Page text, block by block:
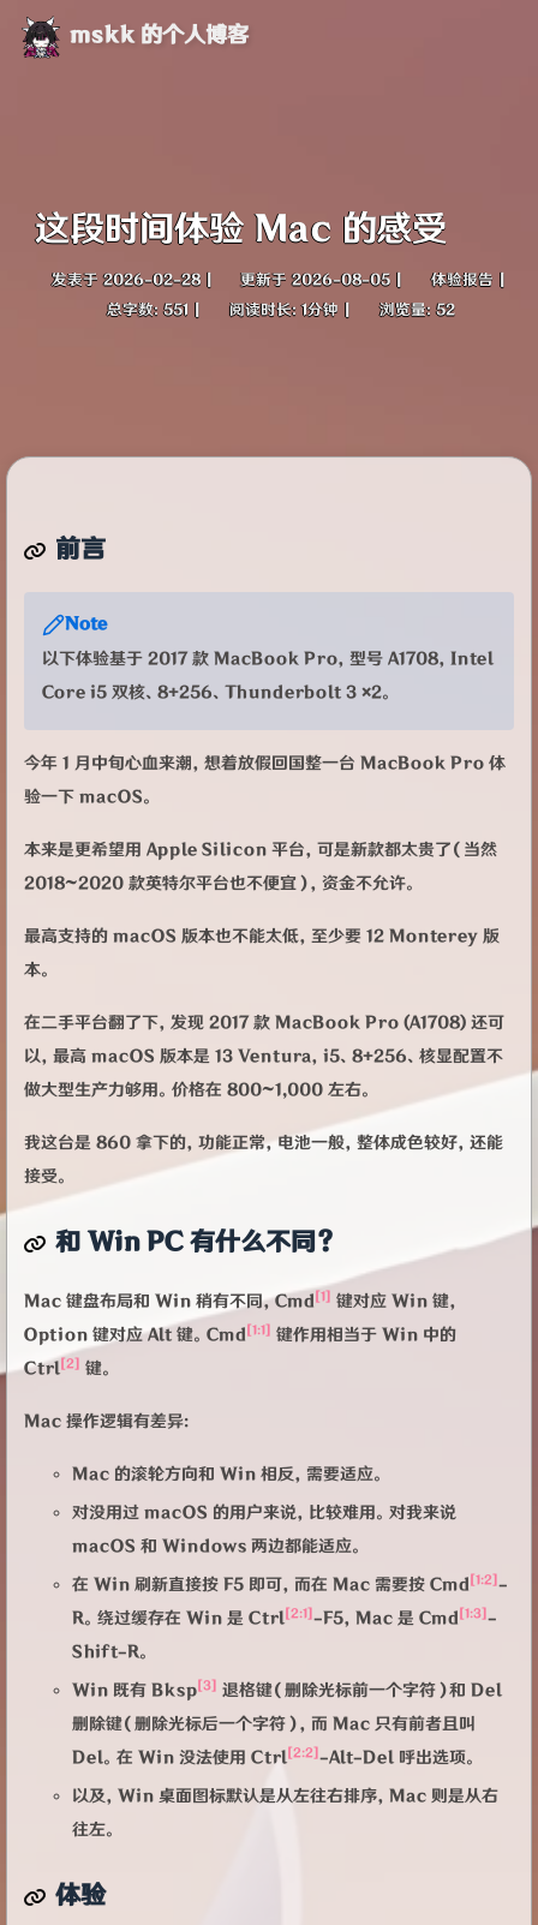
mskk 的个人博客
这段时间体验 Mac 的感受
发表于 2026-02-28 | 更新于 2026-08-05 | 体验报告 |
总字数: 551 | 阅读时长: 1分钟 | 浏览量: 52
前言
Note
以下体验基于 2017 款 MacBook Pro，型号 A1708，Intel
Core i5 双核、8+256、Thunderbolt 3 ×2。
今年 1 月中旬心血来潮，想着放假回国整一台 MacBook Pro 体
验一下 macOS。
本来是更希望用 Apple Silicon 平台，可是新款都太贵了（当然
2018~2020 款英特尔平台也不便宜），资金不允许。
最高支持的 macOS 版本也不能太低，至少要 12 Monterey 版
本。
在二手平台翻了下，发现 2017 款 MacBook Pro (A1708) 还可
以，最高 macOS 版本是 13 Ventura，i5、8+256、核显配置不
做大型生产力够用。价格在 800~1,000 左右。
我这台是 860 拿下的，功能正常，电池一般，整体成色较好，还能
接受。
和 Win PC 有什么不同？
Mac 键盘布局和 Win 稍有不同，Cmd[1] 键对应 Win 键，
Option 键对应 Alt 键。Cmd[1:1] 键作用相当于 Win 中的
Ctrl[2] 键。
Mac 操作逻辑有差异：
Mac 的滚轮方向和 Win 相反，需要适应。
对没用过 macOS 的用户来说，比较难用。对我来说
macOS 和 Windows 两边都能适应。
在 Win 刷新直接按 F5 即可，而在 Mac 需要按 Cmd[1:2]-
R。绕过缓存在 Win 是 Ctrl[2:1]-F5，Mac 是 Cmd[1:3]-
Shift-R。
Win 既有 Bksp[3] 退格键（删除光标前一个字符）和 Del
删除键（删除光标后一个字符），而 Mac 只有前者且叫
Del。在 Win 没法使用 Ctrl[2:2]-Alt-Del 呼出选项。
以及，Win 桌面图标默认是从左往右排序，Mac 则是从右
往左。
体验